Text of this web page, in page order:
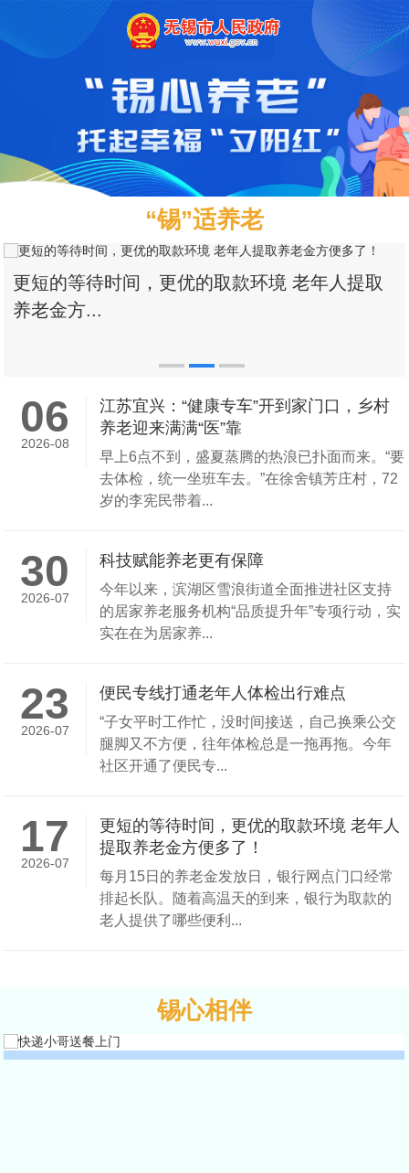
“锡”适养老
全市首个车改“巴士邻居”社区站点投运 精准匹
06
2026-08
江苏宜兴：“健康专车”开到家门口，乡村
养老迎来满满“医”靠
早上6点不到，盛夏蒸腾的热浪已扑面而来。“要
去体检，统一坐班车去。”在徐舍镇芳庄村，72
岁的李宪民带着...
30
2026-07
科技赋能养老更有保障
今年以来，滨湖区雪浪街道全面推进社区支持
的居家养老服务机构“品质提升年”专项行动，实
实在在为居家养...
23
2026-07
便民专线打通老年人体检出行难点
“子女平时工作忙，没时间接送，自己换乘公交
腿脚又不方便，往年体检总是一拖再拖。今年
社区开通了便民专...
17
2026-07
更短的等待时间，更优的取款环境 老年人
提取养老金方便多了！
每月15日的养老金发放日，银行网点门口经常
排起长队。随着高温天的到来，银行为取款的
老人提供了哪些便利...
锡心相伴